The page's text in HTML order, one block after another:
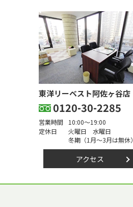
東洋リーベスト阿佐ヶ谷店
0120-30-2285
営業時間
10:00～19:00
定休日
火曜日 水曜日
冬期（1月～3月は無休）
アクセス